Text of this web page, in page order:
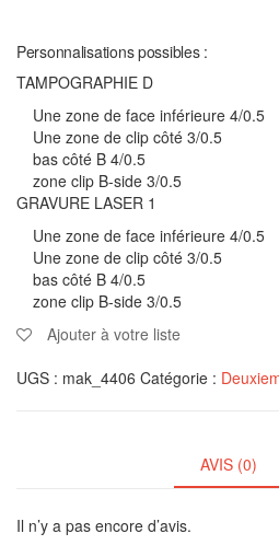
Personnalisations possibles :
TAMPOGRAPHIE D
Une zone de face inférieure 4/0.5
Une zone de clip côté 3/0.5
bas côté B 4/0.5
zone clip B-side 3/0.5
GRAVURE LASER 1
Une zone de face inférieure 4/0.5
Une zone de clip côté 3/0.5
bas côté B 4/0.5
zone clip B-side 3/0.5
Ajouter à votre liste
UGS : mak_4406 Catégorie :
AVIS (0)
Il n’y a pas encore d’avis.